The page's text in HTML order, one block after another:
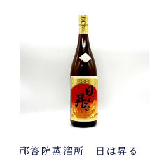
祁答院蒸溜所 日は昇る